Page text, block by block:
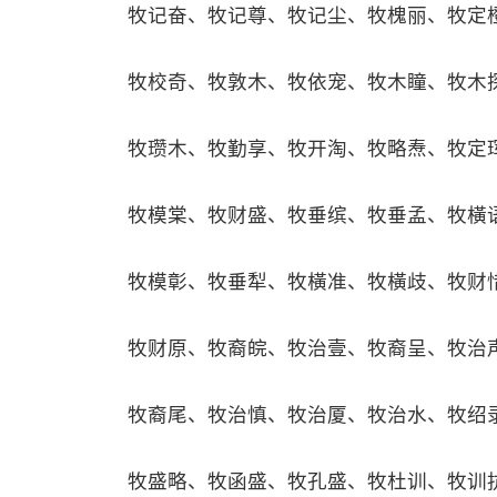
牧记奋、牧记尊、牧记尘、牧槐丽、牧定
牧校奇、牧敦木、牧依宠、牧木瞳、牧木
牧瓒木、牧勤享、牧开淘、牧略焘、牧定
牧模棠、牧财盛、牧垂缤、牧垂孟、牧橫
牧模彰、牧垂犁、牧橫准、牧橫歧、牧财
牧财原、牧裔皖、牧治壹、牧裔呈、牧治
牧裔尾、牧治慎、牧治厦、牧治水、牧绍
牧盛略、牧函盛、牧孔盛、牧杜训、牧训